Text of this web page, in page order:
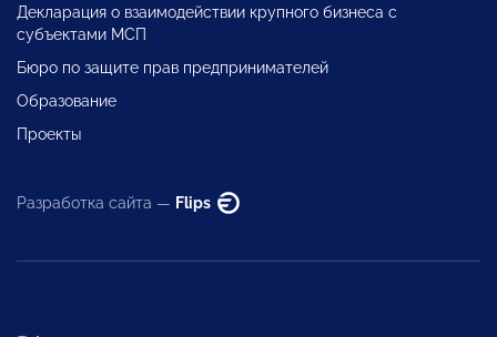
Декларация о взаимодействии крупного бизнеса с
субъектами МСП
Бюро по защите прав предпринимателей
Образование
Проекты
Разработка сайта — Flips